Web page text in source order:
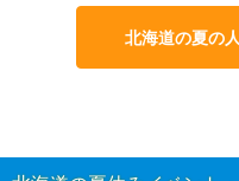
北海道の夏の